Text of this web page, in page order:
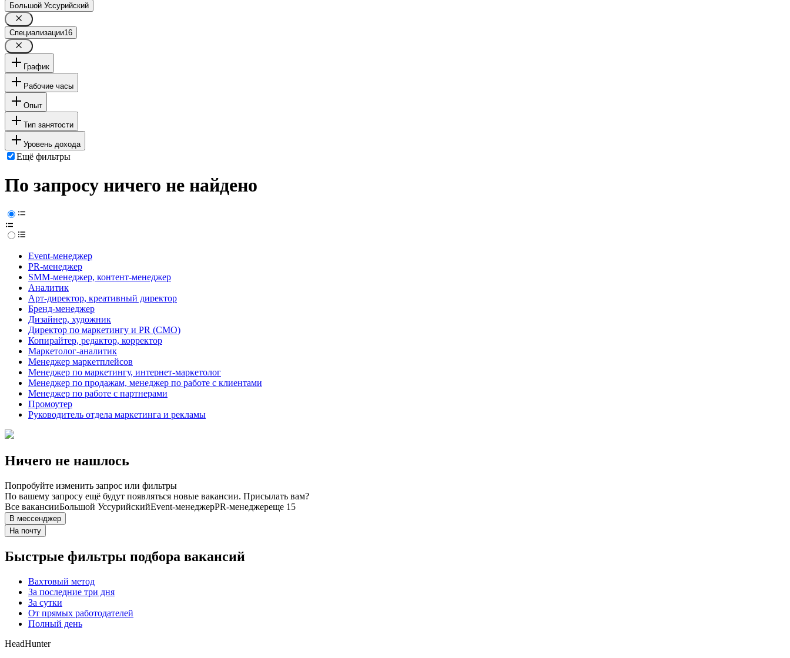
Большой Уссурийский
Специализации16
График
Рабочие часы
Опыт
Тип занятости
Уровень дохода
Ещё фильтры
По запросу ничего не найдено
Event-менеджер
PR-менеджер
SMM-менеджер, контент-менеджер
Аналитик
Арт-директор, креативный директор
Бренд-менеджер
Дизайнер, художник
Директор по маркетингу и PR (CMO)
Копирайтер, редактор, корректор
Маркетолог-аналитик
Менеджер маркетплейсов
Менеджер по маркетингу, интернет-маркетолог
Менеджер по продажам, менеджер по работе с клиентами
Менеджер по работе с партнерами
Промоутер
Руководитель отдела маркетинга и рекламы
Ничего не нашлось
Попробуйте изменить запрос или фильтры
По вашему запросу ещё будут появляться новые вакансии. Присылать вам?
Все вакансииБольшой УссурийскийEvent-менеджерPR-менеджереще 15
В мессенджер
На почту
Быстрые фильтры подбора вакансий
Вахтовый метод
За последние три дня
За сутки
От прямых работодателей
Полный день
HeadHunter